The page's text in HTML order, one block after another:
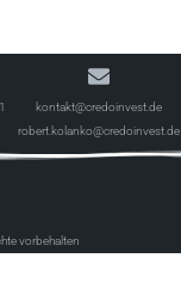
kontakt@credoinvest.de
robert.kolanko@credoinvest.de
vorbehalten